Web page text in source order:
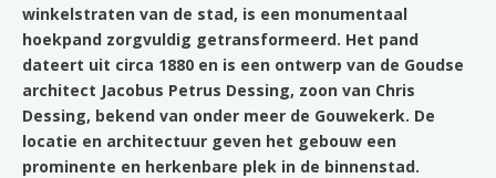
winkelstraten van de stad, is een monumentaal
hoekpand zorgvuldig getransformeerd. Het pand
dateert uit circa 1880 en is een ontwerp van de Goudse
architect Jacobus Petrus Dessing, zoon van Chris
Dessing, bekend van onder meer de Gouwekerk. De
locatie en architectuur geven het gebouw een
prominente en herkenbare plek in de binnenstad.